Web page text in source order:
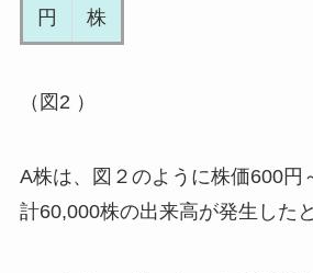
円
株
（図2 ）
A株は、図２のように株価600円
計60,000株の出来高が発生した